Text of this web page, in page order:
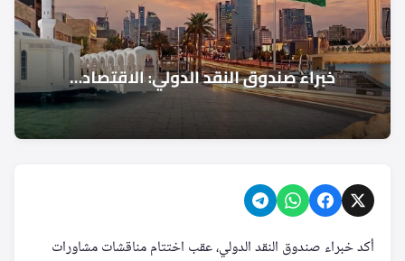
أكد خبراء صندوق النقد الدولي، عقب اختتام مناقشات مشاورات